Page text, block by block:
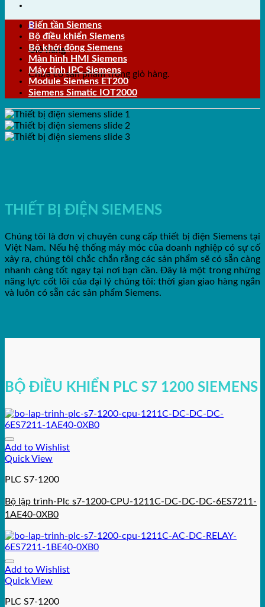
0
Giỏ hàng
Chưa có sản phẩm trong giỏ hàng.
Biến tần Siemens
Bộ điều khiển Siemens
Bộ khởi động Siemens
Màn hình HMI Siemens
Máy tính IPC Siemens
Module Siemens ET200
Siemens Simatic IOT2000
THIẾT BỊ ĐIỆN SIEMENS
Chúng tôi là đơn vị chuyên cung cấp thiết bị điện Siemens tại
Việt Nam. Nếu hệ thống máy móc của doanh nghiệp có sự cố
xảy ra, chúng tôi chắc chắn rằng các sản phẩm sẽ có sẵn càng
nhanh càng tốt ngay tại nơi bạn cần. Đây là một trong những
năng lực cốt lõi của đại lý chúng tôi: thời gian giao hàng ngắn
và luôn có sẵn các sản phẩm Siemens.
BỘ ĐIỀU KHIỂN PLC S7 1200 SIEMENS
Add to Wishlist
Quick View
PLC S7-1200
Bộ lập trình-Plc s7-1200-CPU-1211C-DC-DC-DC-6ES7211-
1AE40-0XB0
Add to Wishlist
Quick View
PLC S7-1200